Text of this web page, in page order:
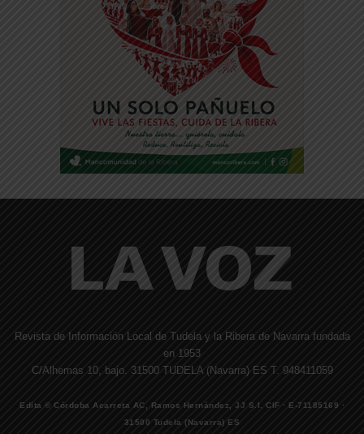
Revista de Información Local de Tudela y la Ribera de Navarra fundada
en 1953
C/Alhemas 10, bajo. 31500 TUDELA (Navarra) ES T. 948411059
Edita © Córdoba Acarreta AC, Ramos Hernández, JJ S.I. CIF · E-71185169 ·
31500 Tudela (Navarra) ES